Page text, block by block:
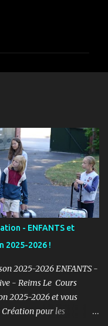
- ENFANTS et
2025-2026 !
2025-2026 ENFANTS -
- Reims Le Cours
2025-2026 et vous
pour les